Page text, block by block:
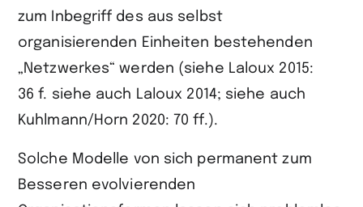
zum Inbegriff des aus selbst
organisierenden Einheiten bestehenden
„Netzwerkes“ werden (siehe Laloux 2015:
36 f. siehe auch Laloux 2014; siehe auch
Kuhlmann/Horn 2020: 70 ff.).
Solche Modelle von sich permanent zum
Besseren evolvierenden